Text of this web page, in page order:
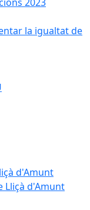
la igualtat de
d'Amunt
Lliçà d'Amunt